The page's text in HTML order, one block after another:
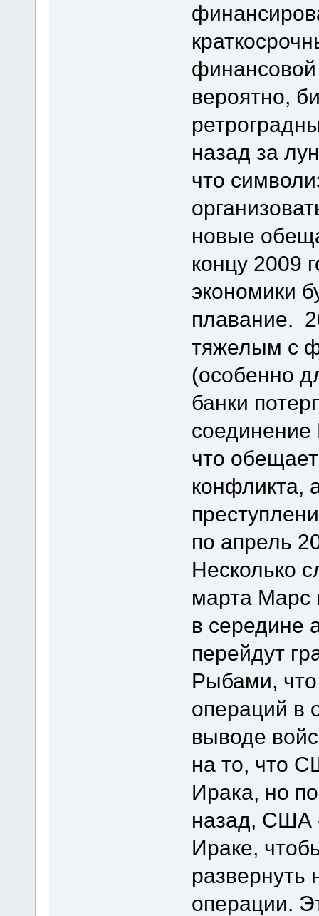
финансовой
вероятно,
назад за
что
новые
концу 2009
экономики
плавание.
тяжелым с
(особенно
банки
что
конфликта,
по апрель
Несколько
марта Марс
в середине
перейдут
Рыбами,
операций в
выводе
на то, что
Ирака, но
назад, США
Ираке,
развернуть
операции.